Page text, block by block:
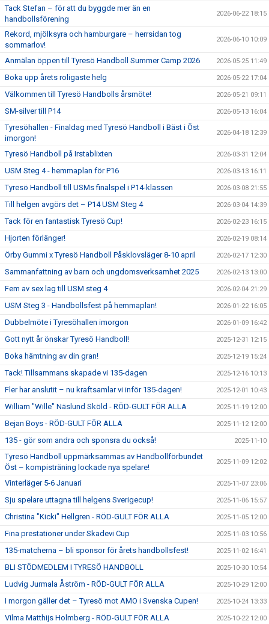
Tack Stefan – för att du byggde mer än en
handbollsförening
2026-06-22 18:15
Rekord, mjölksyra och hamburgare – herrsidan tog
sommarlov!
2026-06-10 10:09
Anmälan öppen till Tyresö Handboll Summer Camp 2026 2026-05-25 11:49
Boka upp årets roligaste helg 2026-05-22 17:04
Välkommen till Tyresö Handbolls årsmöte! 2026-05-21 09:11
SM-silver till P14 2026-05-13 16:04
Tyresöhallen - Finaldag med Tyresö Handboll i Bäst i Öst
imorgon!
2026-04-18 12:39
Tyresö Handboll på Irstablixten 2026-03-31 12:04
USM Steg 4 - hemmaplan för P16 2026-03-13 16:11
Tyresö Handboll till USMs finalspel i P14-klassen 2026-03-08 21:55
Till helgen avgörs det – P14 USM Steg 4 2026-03-04 14:39
Tack för en fantastisk Tyresö Cup! 2026-02-23 16:15
Hjorten förlänger! 2026-02-19 08:14
Örby Gummi x Tyresö Handboll Påsklovsläger 8-10 april 2026-02-17 12:30
Sammanfattning av barn och ungdomsverksamhet 2025 2026-02-13 13:00
Fem av sex lag till USM steg 4 2026-02-04 21:29
USM Steg 3 - Handbollsfest på hemmaplan! 2026-01-22 16:05
Dubbelmöte i Tyresöhallen imorgon 2026-01-09 16:42
Gott nytt år önskar Tyresö Handboll! 2025-12-31 12:15
Boka hämtning av din gran! 2025-12-19 15:24
Tack! Tillsammans skapade vi 135-dagen 2025-12-16 10:13
Fler har anslutit – nu kraftsamlar vi inför 135-dagen! 2025-12-01 10:43
William "Wille" Näslund Sköld - RÖD-GULT FÖR ALLA 2025-11-19 12:00
Bejan Boys - RÖD-GULT FÖR ALLA 2025-11-12 12:00
135 - gör som andra och sponsra du också! 2025-11-10
Tyresö Handboll uppmärksammas av Handbollförbundet
Öst – kompisträning lockade nya spelare!
2025-11-09 12:02
Vinterläger 5-6 Januari 2025-11-07 23:06
Sju spelare uttagna till helgens Sverigecup! 2025-11-06 15:57
Christina "Kicki" Hellgren - RÖD-GULT FÖR ALLA 2025-11-05 12:00
Fina prestationer under Skadevi Cup 2025-11-03 10:56
135-matcherna – bli sponsor för årets handbollsfest! 2025-11-02 16:41
BLI STÖDMEDLEM I TYRESÖ HANDBOLL 2025-10-30 10:54
Ludvig Jurmala Åström - RÖD-GULT FÖR ALLA 2025-10-29 12:00
I morgon gäller det – Tyresö mot AMO i Svenska Cupen! 2025-10-24 13:33
Vilma Matthijs Holmberg - RÖD-GULT FÖR ALLA 2025-10-22 12:00